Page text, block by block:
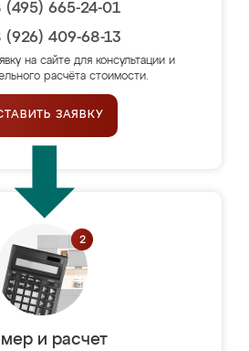
(495) 665-24-01
(926) 409-68-13
на сайте для консультации и
расчёта стоимости.
ЗАЯВКУ
и расчет